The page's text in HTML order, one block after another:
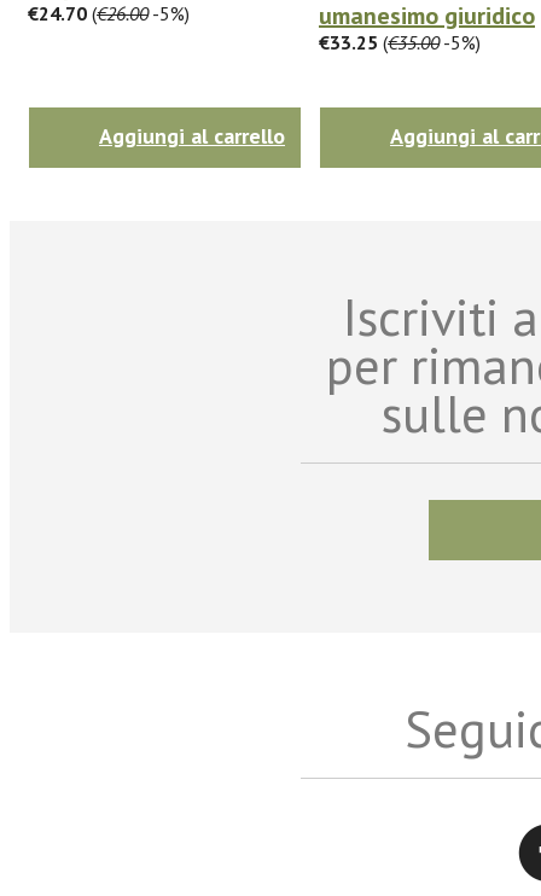
€24.70 (€26.00-5%)
Aggiungi al carrello
umanesimo giuridico
€33.25 (€35.00-5%)
Aggiungi al
Iscriviti
per
sulle